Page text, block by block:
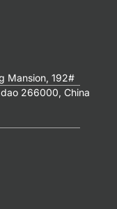
Mansion, 192#
266000, China